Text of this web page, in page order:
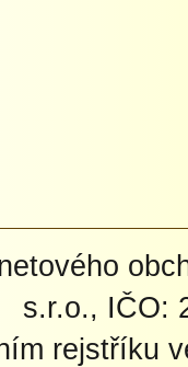
s.r.o., IČO:
rejstříku